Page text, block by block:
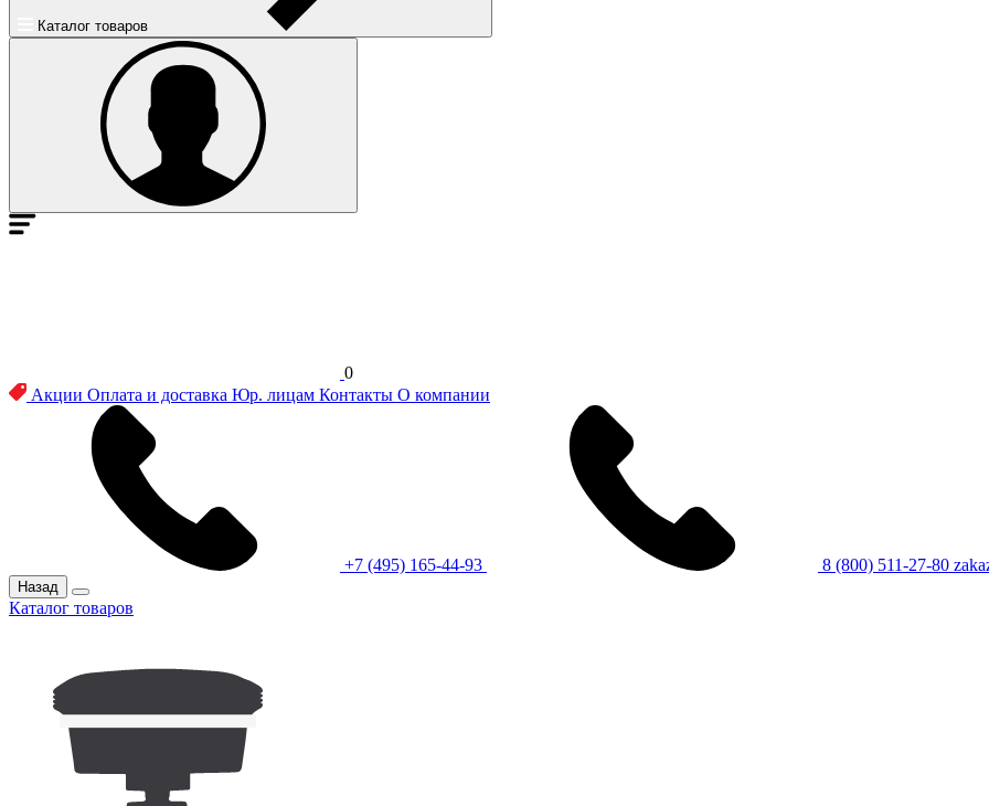
Каталог товаров
0
Акции Оплата и доставка Юр. лицам Контакты О компании
+7 (495) 165-44-93 8 (800) 511-27-80
Назад
Каталог товаров